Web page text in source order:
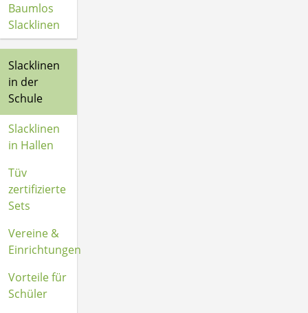
Baumlos
Slacklinen
Slacklinen
in der
Schule
Slacklinen
in Hallen
Tüv
zertifizierte
Sets
Vereine &
Einrichtungen
Vorteile für
Schüler